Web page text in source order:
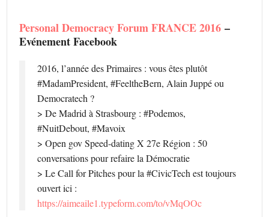
Personal Democracy Forum FRANCE 2016 –
Evénement Facebook
2016, l’année des Primaires : vous êtes plutôt
#MadamPresident, #FeeltheBern, Alain Juppé ou
Democratech ?
> De Madrid à Strasbourg : #Podemos,
#NuitDebout, #Mavoix
> Open gov Speed-dating X 27e Région : 50
conversations pour refaire la Démocratie
> Le Call for Pitches pour la #CivicTech est toujours
ouvert ici :
https://aimeaile1.typeform.com/to/vMqOOc